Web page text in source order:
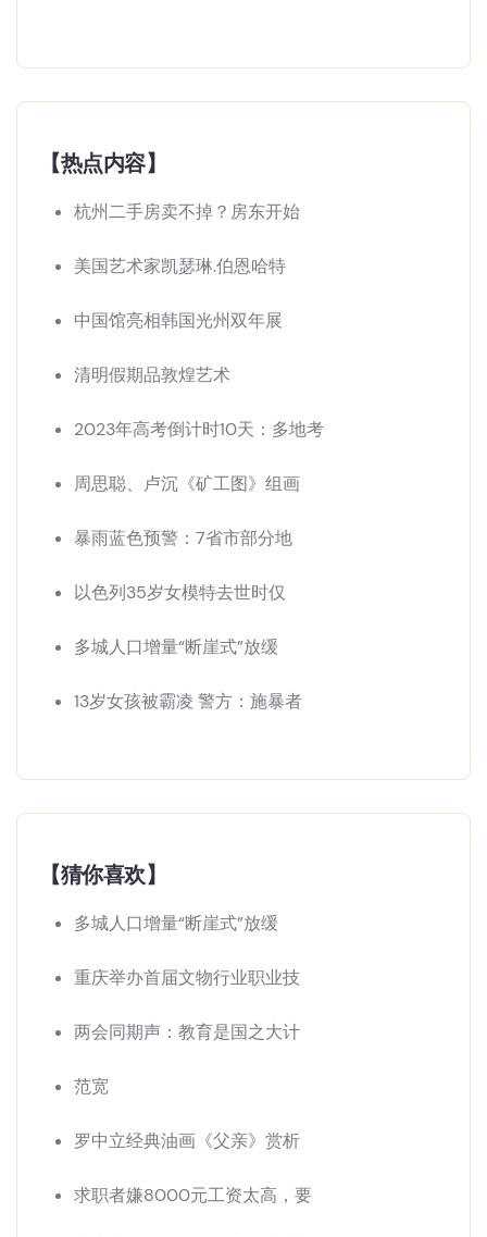
【热点内容】
杭州二手房卖不掉？房东开始
美国艺术家凯瑟琳.伯恩哈特
中国馆亮相韩国光州双年展
清明假期品敦煌艺术
2023年高考倒计时10天：多地考
周思聪、卢沉《矿工图》组画
暴雨蓝色预警：7省市部分地
以色列35岁女模特去世时仅
多城人口增量“断崖式”放缓
13岁女孩被霸凌 警方：施暴者
【猜你喜欢】
多城人口增量“断崖式”放缓
重庆举办首届文物行业职业技
两会同期声：教育是国之大计
范宽
罗中立经典油画《父亲》赏析
求职者嫌8000元工资太高，要